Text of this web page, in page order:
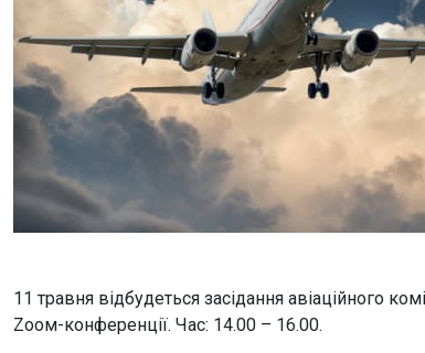
11 травня відбудеться засідання авіаційного
Zоом-конференції. Час: 14.00 – 16.00.